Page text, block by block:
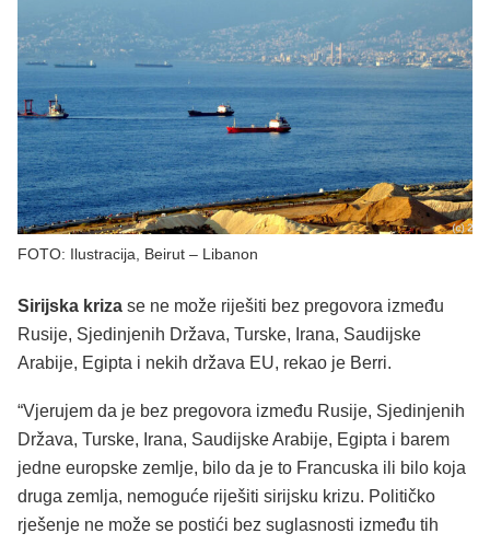
FOTO: Ilustracija, Beirut – Libanon
Sirijska kriza se ne može riješiti bez pregovora između
Rusije, Sjedinjenih Država, Turske, Irana, Saudijske
Arabije, Egipta i nekih država EU, rekao je Berri.
“Vjerujem da je bez pregovora između Rusije, Sjedinjenih
Država, Turske, Irana, Saudijske Arabije, Egipta i barem
jedne europske zemlje, bilo da je to Francuska ili bilo koja
druga zemlja, nemoguće riješiti sirijsku krizu. Političko
rješenje ne može se postići bez suglasnosti između tih